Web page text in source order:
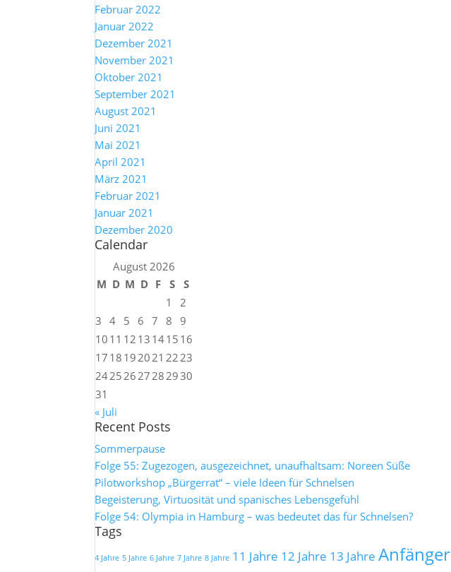
Februar 2022
Januar 2022
Dezember 2021
November 2021
Oktober 2021
September 2021
August 2021
Juni 2021
Mai 2021
April 2021
März 2021
Februar 2021
Januar 2021
Dezember 2020
Calendar
August 2026
M D M D F S
S
1
2
3
4 5 6 7 8
9
10 11 12 13 1415 16
17 18 192021 2223
24252627282930
31
« Juli
Recent Posts
Sommerpause
Folge 55: Zugezogen, ausgezeichnet, unaufhaltsam: Noreen Süße
Pilotworkshop „Bürgerrat“ – viele Ideen für Schnelsen
Begeisterung, Virtuosität und spanisches Lebensgefühl
Folge 54: Olympia in Hamburg – was bedeutet das für Schnelsen?
Tags
4 Jahre 5 Jahre 6 Jahre 7 Jahre 8 Jahre 11 Jahre 12 Jahre 13 Jahre Anfänger